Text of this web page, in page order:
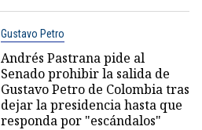
Gustavo Petro
Andrés Pastrana pide al
Senado prohibir la salida de
Gustavo Petro de Colombia tras
dejar la presidencia hasta que
responda por "escándalos"